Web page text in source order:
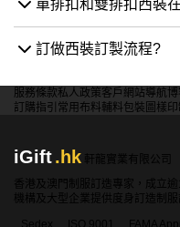
單排扣和雙排扣西裝
訂做西裝訂製流程?
服務條款私人政策客戶 網站導航
訂購指引 常用布料輔料包裝 圖樣印
iGift.hk
軒龍實業有限公司
香港及澳門制服訂造專家，成立
機構及大型企業提供度身訂造制服
Sedex
ISO 9001 FAMA